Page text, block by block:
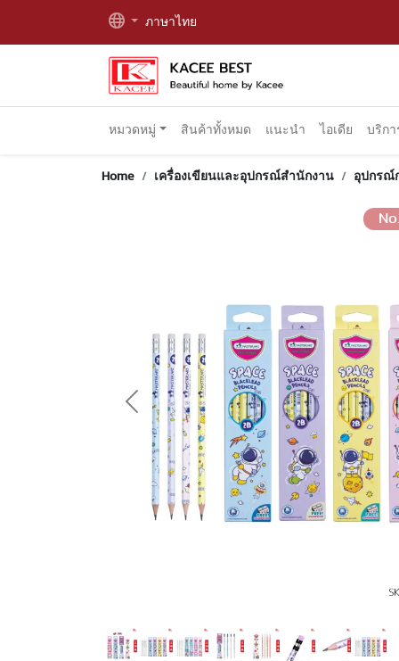
ภาษาไทย
หมวดหมู่ สินค้าทั้งหมด แนะนำ ไอเดีย บริก
Home เครื่องเขียนและอุปกรณ์สำนักงาน อุปกรณ์
Previous